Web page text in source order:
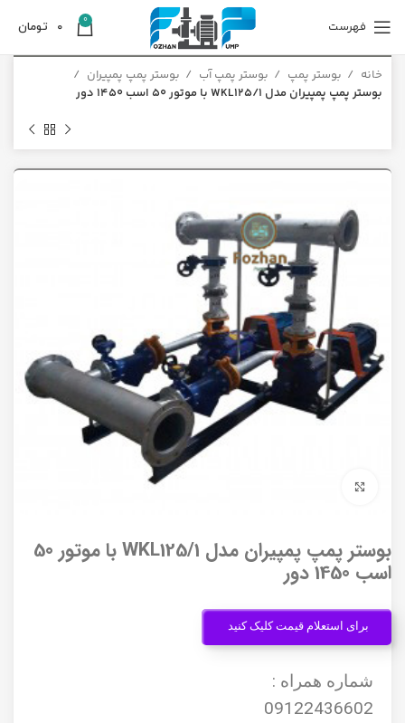
فهرست 0
0 تومان
خانه بوستر پمپ بوستر پمپ آب
بوستر پمپ پمپیران
بوستر پمپ پمپیران مدل WKL125/1 با موتور 50 اسب 1450 دور
بوستر پمپ پمپیران مدل WKL125/1 با موتور 50
اسب 1450 دور
برای استعلام قیمت کلیک کنید
شماره همراه :
09122436602